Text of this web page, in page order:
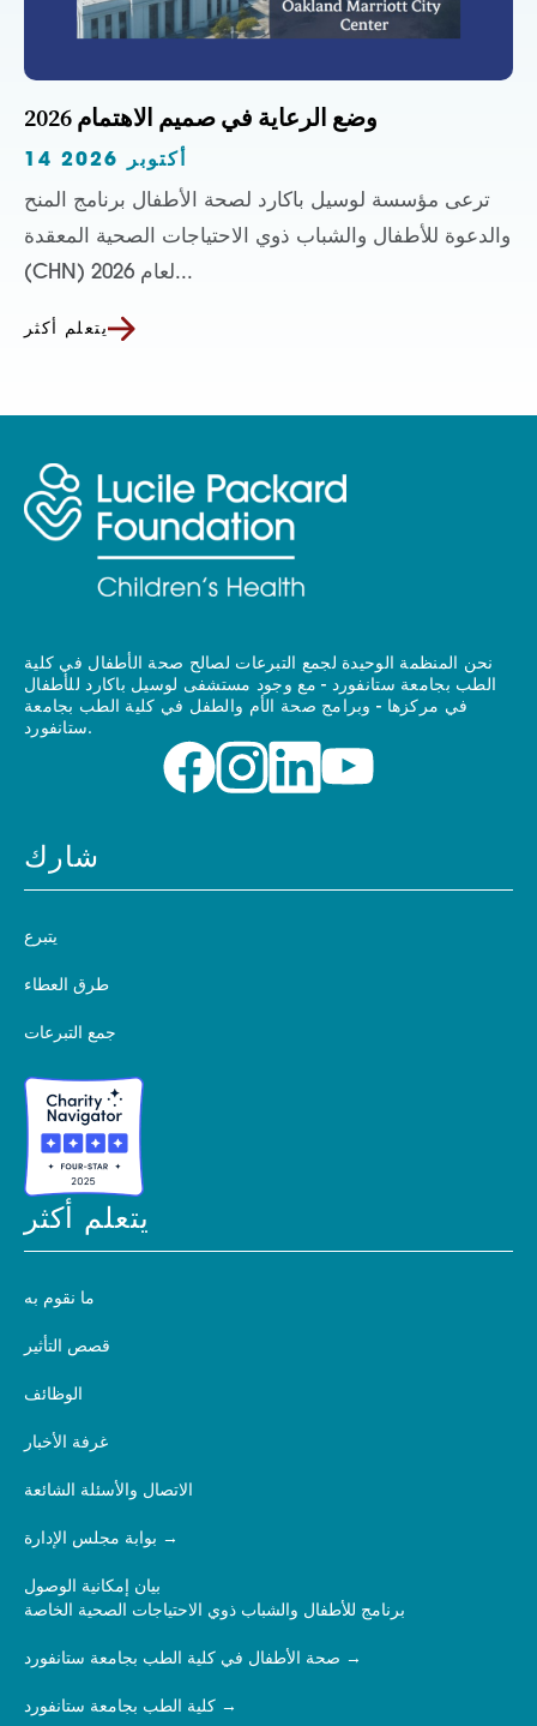
وضع الرعاية في صميم الاهتمام 2026
14 أكتوبر 2026
ترعى مؤسسة لوسيل باكارد لصحة الأطفال برنامج المنح
والدعوة للأطفال والشباب ذوي الاحتياجات الصحية المعقدة
(CHN) لعام 2026...
يتعلم أكثر
نحن المنظمة الوحيدة لجمع التبرعات لصالح صحة الأطفال في كلية
الطب بجامعة ستانفورد - مع وجود مستشفى لوسيل باكارد للأطفال
في مركزها - وبرامج صحة الأم والطفل في كلية الطب بجامعة
ستانفورد.
شارك
يتبرع
طرق العطاء
جمع التبرعات
يتعلم أكثر
ما نقوم به
قصص التأثير
الوظائف
غرفة الأخبار
الاتصال والأسئلة الشائعة
بوابة مجلس الإدارة
بيان إمكانية الوصول
برنامج للأطفال والشباب ذوي الاحتياجات الصحية الخاصة
صحة الأطفال في كلية الطب بجامعة ستانفورد
كلية الطب بجامعة ستانفورد